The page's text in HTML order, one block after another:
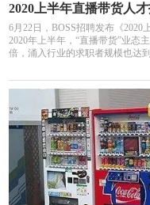
2020上半年直播带货人
6月22日，BOSS招聘发布《2020
2020年上半年，“直播带货”业态
倍，涌入行业的求职者规模也达